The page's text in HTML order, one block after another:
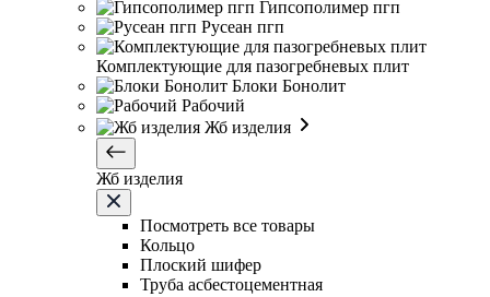
Гипсополимер пгп
Русеан пгп
Комплектующие для пазогребневых плит
Блоки Бонолит
Рабочий
Жб изделия
Жб изделия
Посмотреть все товары
Кольцо
Плоский шифер
Труба асбестоцементная